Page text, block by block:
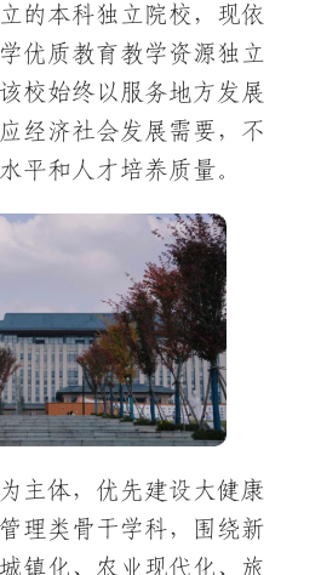
的本科独立院校，现依
优质教育教学资源独立
校始终以服务地方发展
经济社会发展需要，不
平和人才培养质量。
主体，优先建设大健康
理类骨干学科，围绕新
镇化、农业现代化、旅